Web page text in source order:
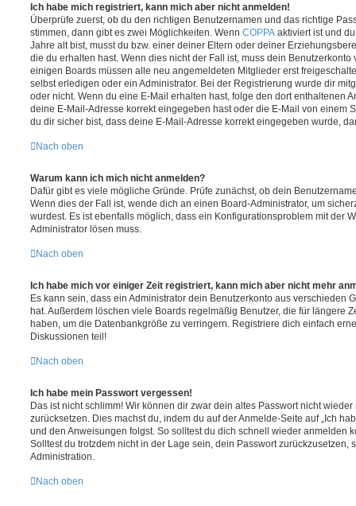
Ich habe mich registriert, kann mich aber nicht anmelden!
Überprüfe zuerst, ob du den richtigen Benutzernamen und das richtige
stimmen, dann gibt es zwei Möglichkeiten. Wenn COPPA aktiviert ist und
Jahre alt bist, musst du bzw. einer deiner Eltern oder deiner
die du erhalten hast. Wenn dies nicht der Fall ist, muss dein
einigen Boards müssen alle neu angemeldeten Mitglieder erst
selbst erledigen oder ein Administrator. Bei der Registrierung wurde dir
oder nicht. Wenn du eine E-Mail erhalten hast, folge den dort enthaltenen
deine E-Mail-Adresse korrekt eingegeben hast oder die E-Mail von einem
du dir sicher bist, dass deine E-Mail-Adresse korrekt eingegeben wurde,
Nach oben
Warum kann ich mich nicht anmelden?
Dafür gibt es viele mögliche Gründe. Prüfe zunächst, ob dein
Wenn dies der Fall ist, wende dich an einen Board-Administrator, um
wurdest. Es ist ebenfalls möglich, dass ein Konfigurationsproblem mit der
Administrator lösen muss.
Nach oben
Ich habe mich vor einiger Zeit registriert, kann mich aber nicht mehr
Es kann sein, dass ein Administrator dein Benutzerkonto aus verschieden
hat. Außerdem löschen viele Boards regelmäßig Benutzer, die für längere
haben, um die Datenbankgröße zu verringern. Registriere dich einfach
Diskussionen teil!
Nach oben
Ich habe mein Passwort vergessen!
Das ist nicht schlimm! Wir können dir zwar dein altes Passwort nicht
zurücksetzen. Dies machst du, indem du auf der Anmelde-Seite auf „Ich
und den Anweisungen folgst. So solltest du dich schnell wieder anmelden
Solltest du trotzdem nicht in der Lage sein, dein Passwort zurückzusetzen,
Administration.
Nach oben